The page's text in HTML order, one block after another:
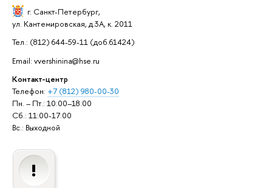
г. Санкт-Петербург,
ул. Кантемировская, д.3А, к. 2011
Тел.: (812) 644-59-11 (доб.61424)
Email: vvershinina@hse.ru
Контакт-центр
Телефон: +7 (812) 980-00-30
Пн. – Пт.: 10:00–18:00
Сб.: 11:00-17:00
Вс.: Выходной